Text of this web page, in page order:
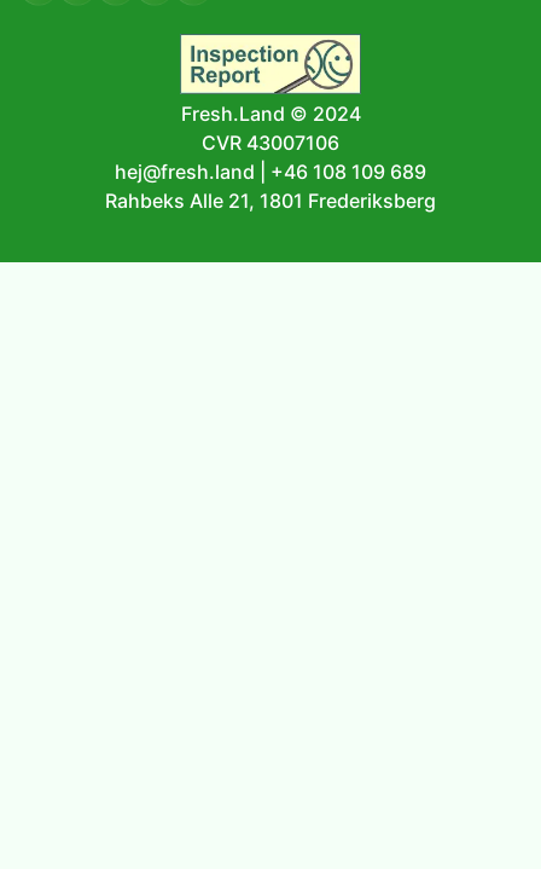
Fresh.Land © 2024
CVR 43007106
hej@fresh.land
+46 108 109 689
Rahbeks Alle 21, 1801 Frederiksberg